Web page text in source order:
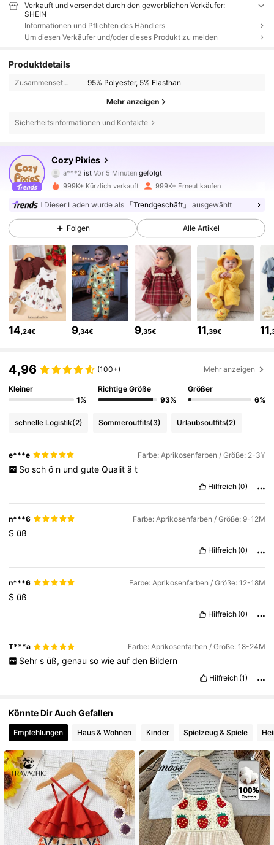
Verkauft und versendet durch den gewerblichen Verkäufer:
SHEIN
Informationen und Pflichten des Händlers
Um diesen Verkäufer und/oder dieses Produkt zu melden
Produktdetails
Zusammensetzung: 95% Polyester, 5% Elasthan
Mehr anzeigen
Sicherheitsinformationen und Kontakte
Cozy Pixies
a***2
M***a ist am Durchsuchen
4,91
1.7M Follower
4,91 1.7M Follower
4,91 1.7M Follower
4,91 1.7M Follower
1.7M Follower
4,91 1.7M Follower
4,91
999K+ Kürzlich verkauft 999K+ Erneut kaufen
Dieser Laden wurde als 「Trendgeschäft」 ausgewählt
Folgen Alle Artikel
14,24€ 9,34€ 9,35€ 11,39€ 11
4,96 (100+) Mehr anzeigen
Kleiner
1%
Richtige Größe
93%
Größer
6%
schnelle Logistik(2) Sommeroutfits(3) Urlaubsoutfits(2)
e***e Farbe: Aprikosenfarben / Größe: 2-3Y
So sch ö n und gute Qualit ä t
Hilfreich (0)
n***6 Farbe: Aprikosenfarben / Größe: 9-12M
S üß
Hilfreich (0)
n***6 Farbe: Aprikosenfarben / Größe: 12-18M
S üß
Hilfreich (0)
T***a Farbe: Aprikosenfarben / Größe: 18-24M
Sehr s üß, genau so wie auf den Bildern
Hilfreich (1)
Könnte Dir Auch Gefallen
Empfehlungen Haus & Wohnen Kinder Spielzeug & Spiele